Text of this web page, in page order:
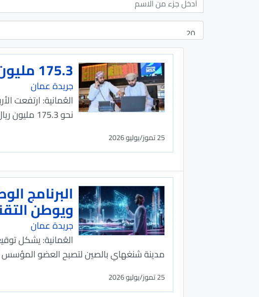
175.3 مليون ريال أرباح الشركات الصناعية المدرجة ببورصة مسقط
جريدة عمان
العُمانية: ارتفعت
نحو 175.3 مليون ريال عُماني مقابل 119.4 مليون ريال عُماني في الفترة المُما...
25 تموز/يوليو 2026
البرنامج
ويوطن
جريدة عمان
العُمانية: يشكل
مدينة شنغهاي بالصين لتصبح العضو المؤسس ضمن 29 دولة في العالم لهذه
25 تموز/يوليو 2026